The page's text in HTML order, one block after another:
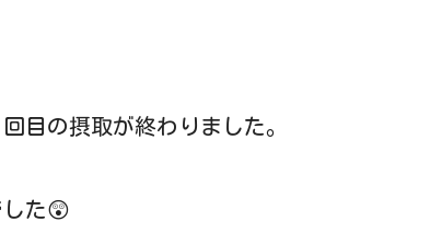
目の摂取が終わりました。
た😲